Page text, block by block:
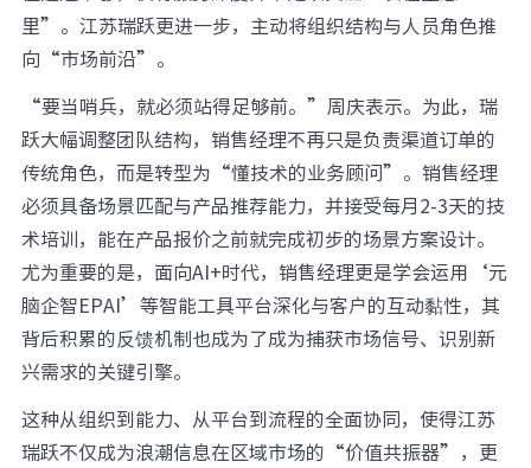
里”。江苏瑞跃更进一步，主动将组织结构与人员角色推
向“市场前沿”。
“要当哨兵，就必须站得足够前。”周庆表示。为此，瑞
跃大幅调整团队结构，销售经理不再只是负责渠道订单的
传统角色，而是转型为“懂技术的业务顾问”。销售经理
必须具备场景匹配与产品推荐能力，并接受每月2-3天的技
术培训，能在产品报价之前就完成初步的场景方案设计。
尤为重要的是，面向AI+时代，销售经理更是学会运用‘元
脑企智EPAI’等智能工具平台深化与客户的互动黏性，其
背后积累的反馈机制也成为了成为捕获市场信号、识别新
兴需求的关键引擎。
这种从组织到能力、从平台到流程的全面协同，使得江苏
瑞跃不仅成为浪潮信息在区域市场的“价值共振器”，更